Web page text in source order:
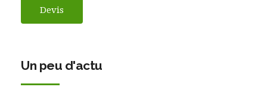
Devis
Un peu d'actu